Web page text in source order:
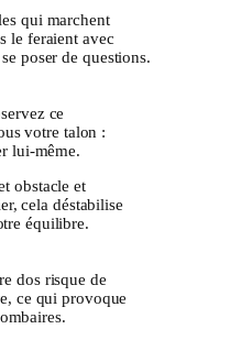
qui marchent
le feraient avec
poser de questions.
ce
votre talon :
lui-même.
obstacle et
cela déstabilise
équilibre.
dos risque de
ce qui provoque